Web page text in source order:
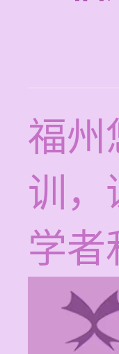
福州
训，
学者